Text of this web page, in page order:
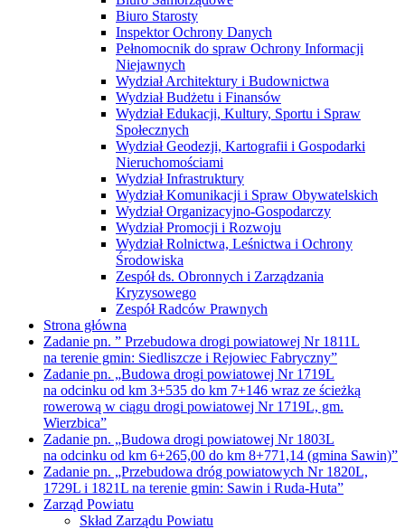
Biuro Starosty
Inspektor Ochrony Danych
Pełnomocnik do spraw Ochrony Informacji
Niejawnych
Wydział Architektury i Budownictwa
Wydział Budżetu i Finansów
Wydział Edukacji, Kultury, Sportu i Spraw
Społecznych
Wydział Geodezji, Kartografii i Gospodarki
Nieruchomościami
Wydział Infrastruktury
Wydział Komunikacji i Spraw Obywatelskich
Wydział Organizacyjno-Gospodarczy
Wydział Promocji i Rozwoju
Wydział Rolnictwa, Leśnictwa i Ochrony
Środowiska
Zespół ds. Obronnych i Zarządzania
Kryzysowego
Zespół Radców Prawnych
Strona główna
Zadanie pn. ” Przebudowa drogi powiatowej Nr 1811L
na terenie gmin: Siedliszcze i Rejowiec Fabryczny”
Zadanie pn. „Budowa drogi powiatowej Nr 1719L
na odcinku od km 3+535 do km 7+146 wraz ze ścieżką
rowerową w ciągu drogi powiatowej Nr 1719L, gm.
Wierzbica”
Zadanie pn. „Budowa drogi powiatowej Nr 1803L
na odcinku od km 6+265,00 do km 8+771,14 (gmina Sawin)”
Zadanie pn. „Przebudowa dróg powiatowych Nr 1820L,
1729L i 1821L na terenie gmin: Sawin i Ruda-Huta”
Zarząd Powiatu
Skład Zarządu Powiatu